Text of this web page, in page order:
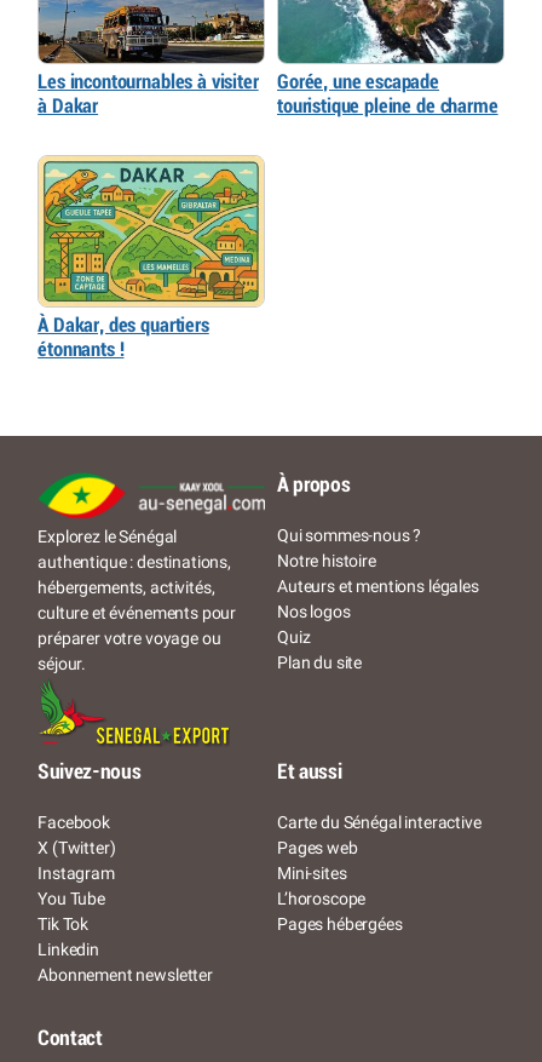
Les incontournables à visiter
à Dakar
Gorée, une escapade
touristique pleine de charme
À Dakar, des quartiers
étonnants !
Explorez le Sénégal
authentique : destinations,
hébergements, activités,
culture et événements pour
préparer votre voyage ou
séjour.
À propos
Qui sommes-nous ?
Notre histoire
Auteurs et mentions légales
Nos logos
Quiz
Plan du site
Suivez-nous
Facebook
X (Twitter)
Instagram
You Tube
Tik Tok
Linkedin
Abonnement newsletter
Et aussi
Carte du Sénégal interactive
Pages web
Mini-sites
L’horoscope
Pages hébergées
Contact